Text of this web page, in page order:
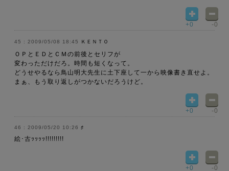
+0 -0
2009/05/08 18:45 ＫＥＮＴＯ
ＯＰとＥＤとＣＭの前後とセリフが
変わっただけだろ。時間も短くなって。
どうせやるなら鳥山明大先生に土下座して一から映像書き直せよ。
まぁ、もう取り返しがつかないだろうけど。
+0 -0
2009/05/20 10:26 ♯
絵･古ｯｯｯｯ!!!!!!!!!
+0 -0